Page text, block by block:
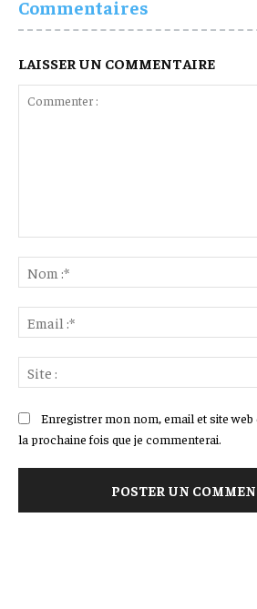
Commentaires
LAISSER UN COMMENTAIRE
Enregistrer mon nom, email et site
la prochaine fois que je commenterai.